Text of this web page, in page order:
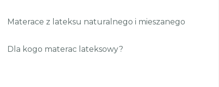
Materace z lateksu naturalnego i mieszanego
Dla kogo materac lateksowy?